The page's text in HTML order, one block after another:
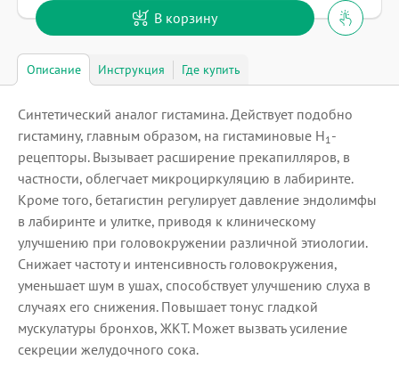
В корзину
Описание Инструкция Где купить
Синтетический аналог гистамина. Действует подобно
гистамину, главным образом, на гистаминовые H1 -
рецепторы. Вызывает расширение прекапилляров, в
частности, облегчает микроциркуляцию в лабиринте.
Кроме того, бетагистин регулирует давление эндолимфы
в лабиринте и улитке, приводя к клиническому
улучшению при головокружении различной этиологии.
Снижает частоту и интенсивность головокружения,
уменьшает шум в ушах, способствует улучшению слуха в
случаях его снижения. Повышает тонус гладкой
мускулатуры бронхов, ЖКТ. Может вызвать усиление
секреции желудочного сока.